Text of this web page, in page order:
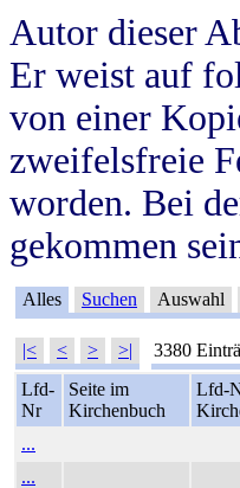
Autor dieser
Er weist auf
von einer
zweifelsfreie
worden. Bei
gekommen
Alles Suchen Auswahl
|< < > >| 3380
Lfd-
Nr
Seite im
Kirchenbuch
Lfd-
...
...